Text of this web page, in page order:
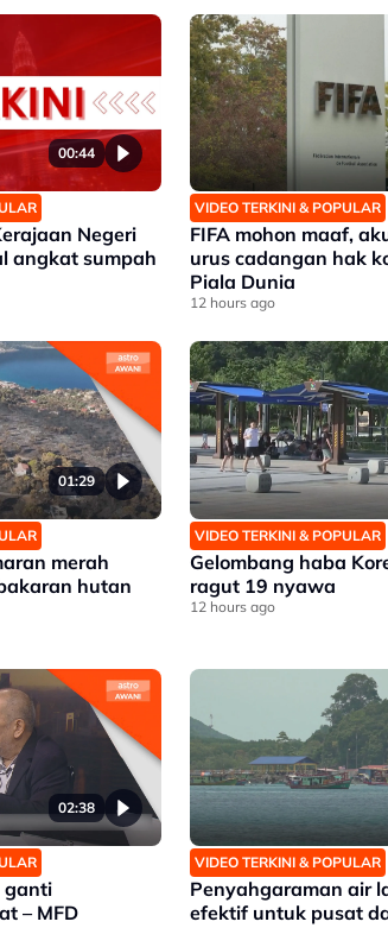
00:44
Negeri
angkat sumpah
VIDEO TERKINI & POPULAR
FIFA mohon maaf,
urus cadangan hak
Piala Dunia
12 hours ago
01:29
merah
hutan
VIDEO TERKINI & POPULAR
Gelombang haba
ragut 19 nyawa
12 hours ago
02:38
ganti
– MFD
VIDEO TERKINI & POPULAR
Penyahgaraman air
efektif untuk pusat